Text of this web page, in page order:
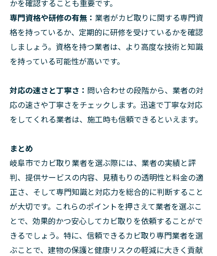
かを確認することも重要です。
専門資格や研修の有無： 業者がカビ取りに関する専門資
格を持っているか、定期的に研修を受けているかを確認
しましょう。資格を持つ業者は、より高度な技術と知識
を持っている可能性が高いです。
対応の速さと丁寧さ： 問い合わせの段階から、業者の対
応の速さや丁寧さをチェックします。迅速で丁寧な対応
をしてくれる業者は、施工時も信頼できるといえます。
まとめ
岐阜市でカビ取り業者を選ぶ際には、業者の実績と評
判、提供サービスの内容、見積もりの透明性と料金の適
正さ、そして専門知識と対応力を総合的に判断すること
が大切です。これらのポイントを押さえて業者を選ぶこ
とで、効果的かつ安心してカビ取りを依頼することがで
きるでしょう。特に、信頼できるカビ取り専門業者を選
ぶことで、建物の保護と健康リスクの軽減に大きく貢献